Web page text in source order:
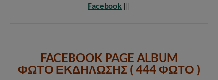
Facebook |||
FACEBOOK PAGE ALBUM
ΦΩΤΟ ΕΚΔΗΛΩΣΗΣ ( 444 ΦΩΤΟ )